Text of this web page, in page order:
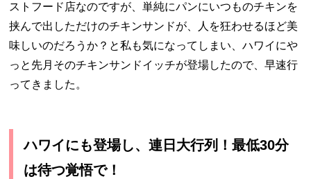
ストフード店なのですが、単純にパンにいつものチキンを
挟んで出しただけのチキンサンドが、人を狂わせるほど美
味しいのだろうか？と私も気になってしまい、ハワイにや
っと先月そのチキンサンドイッチが登場したので、早速行
ってきました。
ハワイにも登場し、連日大行列！最低30分
は待つ覚悟で！